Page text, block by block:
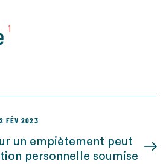
1
FÉV 2023
un empiètement peut
personnelle soumise